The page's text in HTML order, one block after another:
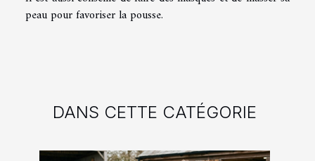
peau pour favoriser la pousse.
DANS CETTE CATÉGORIE